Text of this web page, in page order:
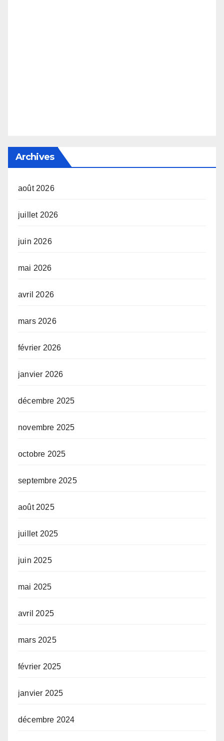
Archives
août 2026
juillet 2026
juin 2026
mai 2026
avril 2026
mars 2026
février 2026
janvier 2026
décembre 2025
novembre 2025
octobre 2025
septembre 2025
août 2025
juillet 2025
juin 2025
mai 2025
avril 2025
mars 2025
février 2025
janvier 2025
décembre 2024